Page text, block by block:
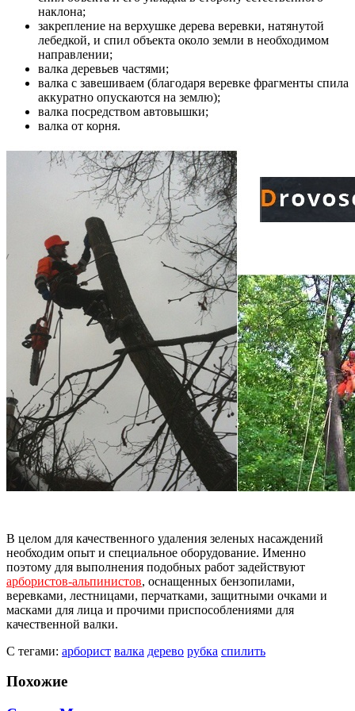
наклона;
закрепление на верхушке дерева веревки, натянутой
лебедкой, и спил объекта около земли в необходимом
направлении;
валка деревьев частями;
валка с завешиваем (благодаря веревке фрагменты спила
аккуратно опускаются на землю);
валка посредством автовышки;
валка от корня.
В целом для качественного удаления зеленых насаждений
необходим опыт и специальное оборудование. Именно
поэтому для выполнения подобных работ задействуют
арбористов-альпинистов, оснащенных бензопилами,
веревками, лестницами, перчатками, защитными очками и
масками для лица и прочими приспособлениями для
качественной валки.
С тегами: арборист валка дерево рубка спилить
Похожие